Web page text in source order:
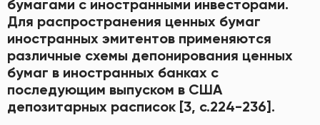
бумагами с иностранными инвесторами.
Для распространения ценных бумаг
иностранных эмитентов применяются
различные схемы депонирования ценных
бумаг в иностранных банках с
последующим выпуском в США
депозитарных расписок [3, с.224-236].